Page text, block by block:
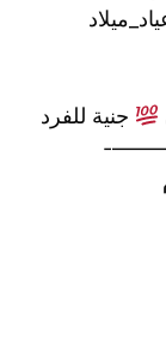
جنية للفرد